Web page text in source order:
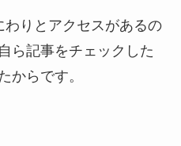
りとアクセスがあるの
ら記事をチェックした
からです。